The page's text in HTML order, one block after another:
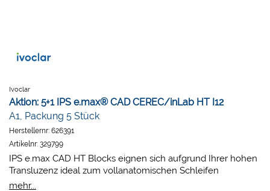
Ivoclar
Aktion: 5+1 IPS e.max® CAD CEREC/inLab HT I12
A1, Packung 5 Stück
Herstellernr: 626391
Artikelnr: 329799
IPS e.max CAD HT Blocks eignen sich aufgrund Ihrer hohen
Transluzenz ideal zum vollanatomischen Schleifen
(Maltechnik) von Inlays, Onlays, Teilkronen und Veneers.
mehr...